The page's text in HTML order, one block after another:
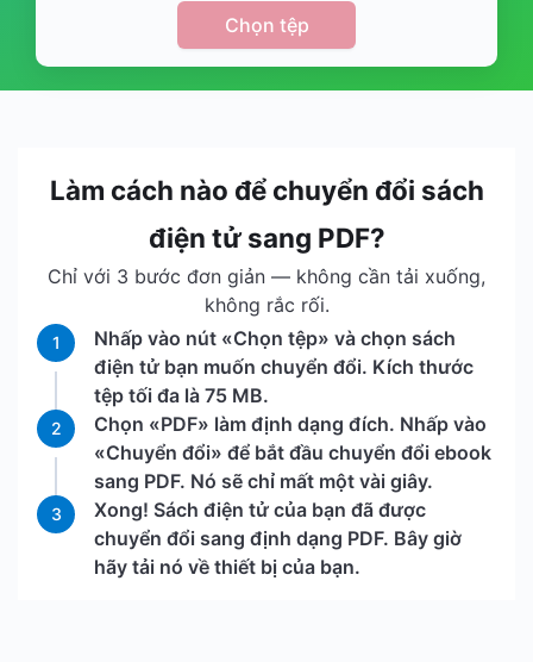
Chọn tệp
Làm cách nào để chuyển đổi sách
điện tử sang PDF?
Chỉ với 3 bước đơn giản — không cần tải xuống,
không rắc rối.
1
Nhấp vào nút «Chọn tệp» và chọn sách
điện tử bạn muốn chuyển đổi. Kích thước
tệp tối đa là 75 MB.
2
Chọn «PDF» làm định dạng đích. Nhấp vào
«Chuyển đổi» để bắt đầu chuyển đổi ebook
sang PDF. Nó sẽ chỉ mất một vài giây.
3
Xong! Sách điện tử của bạn đã được
chuyển đổi sang định dạng PDF. Bây giờ
hãy tải nó về thiết bị của bạn.